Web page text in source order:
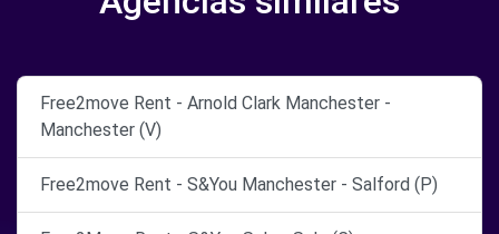
Free2move Rent - Arnold Clark Manchester -
Manchester (V)
Free2move Rent - S&You Manchester - Salford (P)